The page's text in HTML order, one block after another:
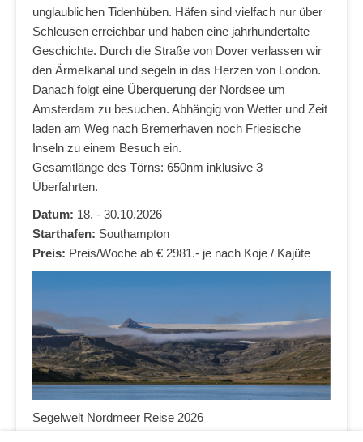
unglaublichen Tidenhüben. Häfen sind vielfach nur über
Schleusen erreichbar und haben eine jahrhundertalte
Geschichte. Durch die Straße von Dover verlassen wir
den Ärmelkanal und segeln in das Herzen von London.
Danach folgt eine Überquerung der Nordsee um
Amsterdam zu besuchen. Abhängig von Wetter und Zeit
laden am Weg nach Bremerhaven noch Friesische
Inseln zu einem Besuch ein.
Gesamtlänge des Törns: 650nm inklusive 3
Überfahrten.
Datum: 18. - 30.10.2026
Starthafen: Southampton
Preis: Preis/Woche ab € 2981.- je nach Koje / Kajüte
Segelwelt Nordmeer Reise 2026